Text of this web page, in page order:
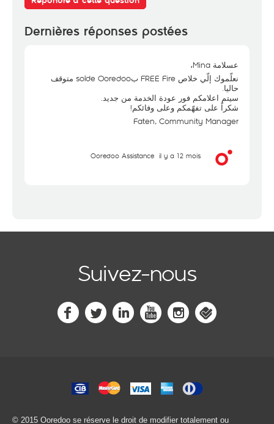
Dernières réponses postées
عسلامة Mina،
نعلّموك إلّي خلاص FREE Fire بsolde Ooredoo متوقف
حاليا.
سيتم اعلامكم فور عودة الخدمة من جديد.
شكراً على تفهّمكم وعلى وفائكم!
Faten, Community Manager
Ooredoo Assistance il y a 12 mois
Suivez-nous
© 2015 Ooredoo se réserve le droit de modifier totalement ou